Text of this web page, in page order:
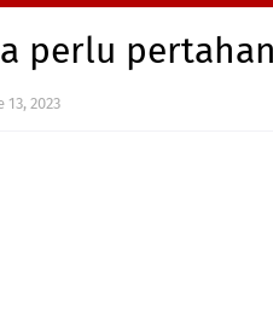
perlu
13, 2023